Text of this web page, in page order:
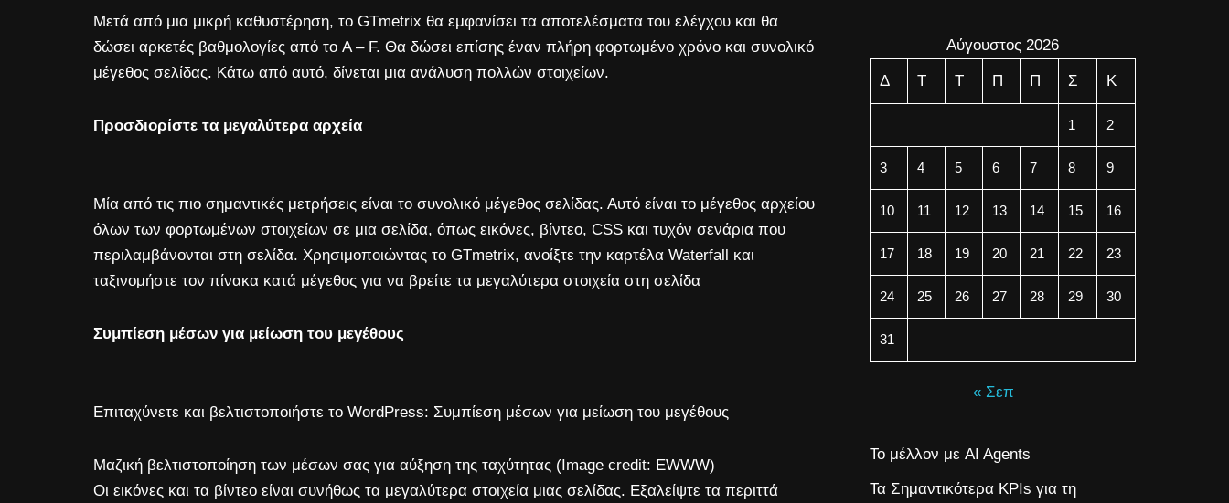
Μετά από μια μικρή καθυστέρηση, το GTmetrix θα εμφανίσει τα αποτελέσματα του ελέγχου και θα
δώσει αρκετές βαθμολογίες από το A – F. Θα δώσει επίσης έναν πλήρη φορτωμένο χρόνο και συνολικό
μέγεθος σελίδας. Κάτω από αυτό, δίνεται μια ανάλυση πολλών στοιχείων.
Προσδιορίστε τα μεγαλύτερα αρχεία
Μία από τις πιο σημαντικές μετρήσεις είναι το συνολικό μέγεθος σελίδας. Αυτό είναι το μέγεθος αρχείου
όλων των φορτωμένων στοιχείων σε μια σελίδα, όπως εικόνες, βίντεο, CSS και τυχόν σενάρια που
περιλαμβάνονται στη σελίδα. Χρησιμοποιώντας το GTmetrix, ανοίξτε την καρτέλα Waterfall και
ταξινομήστε τον πίνακα κατά μέγεθος για να βρείτε τα μεγαλύτερα στοιχεία στη σελίδα
Συμπίεση μέσων για μείωση του μεγέθους
Επιταχύνετε και βελτιστοποιήστε το WordPress: Συμπίεση μέσων για μείωση του μεγέθους
Μαζική βελτιστοποίηση των μέσων σας για αύξηση της ταχύτητας (Image credit: EWWW)
Οι εικόνες και τα βίντεο είναι συνήθως τα μεγαλύτερα στοιχεία μιας σελίδας. Εξαλείψτε τα περιττά
Αύγουστος 2026
Δ Τ Τ Π Π Σ Κ
1 2
3 4 5 6 7 8 9
10 11 12 13 14 15 16
17 18 19 20 21 22 23
24 25 26 27 28 29 30
31
« Σεπ
Το μέλλον με AI Agents
Τα Σημαντικότερα KPIs για τη